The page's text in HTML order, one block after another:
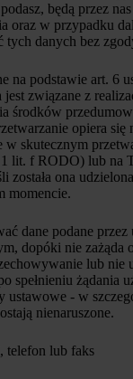
będą przez
oraz w przypadku
tych danych bez
na podstawie art. 6
związane z
środków
opiera się
w skutecznym
1 lit. f RODO) lub na
została ona
momencie.
dane podane
dopóki nie zażąda
lub nie
spełnieniu żądania
ustawowe - w
nienaruszone.
telefon lub faks